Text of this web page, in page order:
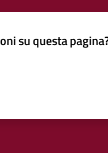
su questa